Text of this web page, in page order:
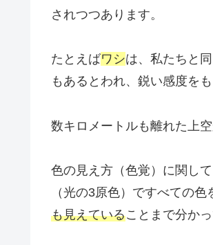
されつつあります。
たとえばワシは、私たちと
もあるとわれ、鋭い感度をも
数キロメートルも離れた上
色の見え方（色覚）に関し
（光の3原色）ですべての
も見えていることまで分か